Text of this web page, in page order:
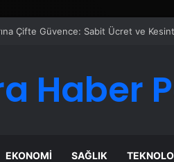
SEO Ajansı ve Web Tasarım Ajansı
Haber
EKONOMI SAĞLIK